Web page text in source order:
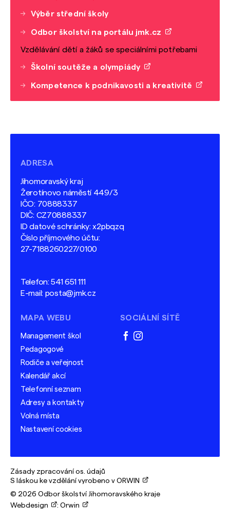
Výběr střední školy
Odbor školství na portálu jmk.cz
Vzdělávání dětí a žáků se speciálními potřebami
Školní soutěže a olympiády
Kompetence k podnikavosti a kreativitě
ADRESA
Jihomoravský kraj
Žerotínovo náměstí 449/3
IČO: 70888337
DIČ: CZ70888337
ID datové schránky: x2pbqzq
Číslo příjmového účtu:
27-7188260227/0100
Telefon:541 651 111
E-mail: posta@jmk.cz
MAPA WEBU
Management škol
Pedagogové
Rodiče a veřejnost
Kalendář akcí
Telefonní seznam
Adresy a kontakty
Volná místa
Nastavení cookies
SOCIÁLNÍ SÍTĚ
facebook
instagram
Zásady zpracování os. údajů
S láskou ke vzdělání vyrobeno v ORWIN
© 2026 Odbor školství Jihomoravského kraje
Webdesign
: Orwin